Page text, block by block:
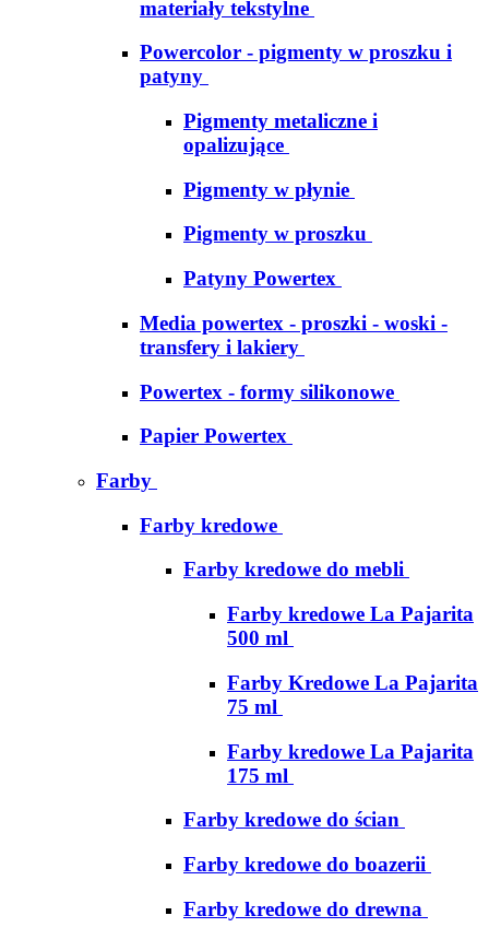
materiały tekstylne
Powercolor - pigmenty w proszku i
patyny
Pigmenty metaliczne i
opalizujące
Pigmenty w płynie
Pigmenty w proszku
Patyny Powertex
Media powertex - proszki - woski -
transfery i lakiery
Powertex - formy silikonowe
Papier Powertex
Farby
Farby kredowe
Farby kredowe do mebli
Farby kredowe La Pajarita
500 ml
Farby Kredowe La Pajarita
75 ml
Farby kredowe La Pajarita
175 ml
Farby kredowe do ścian
Farby kredowe do boazerii
Farby kredowe do drewna